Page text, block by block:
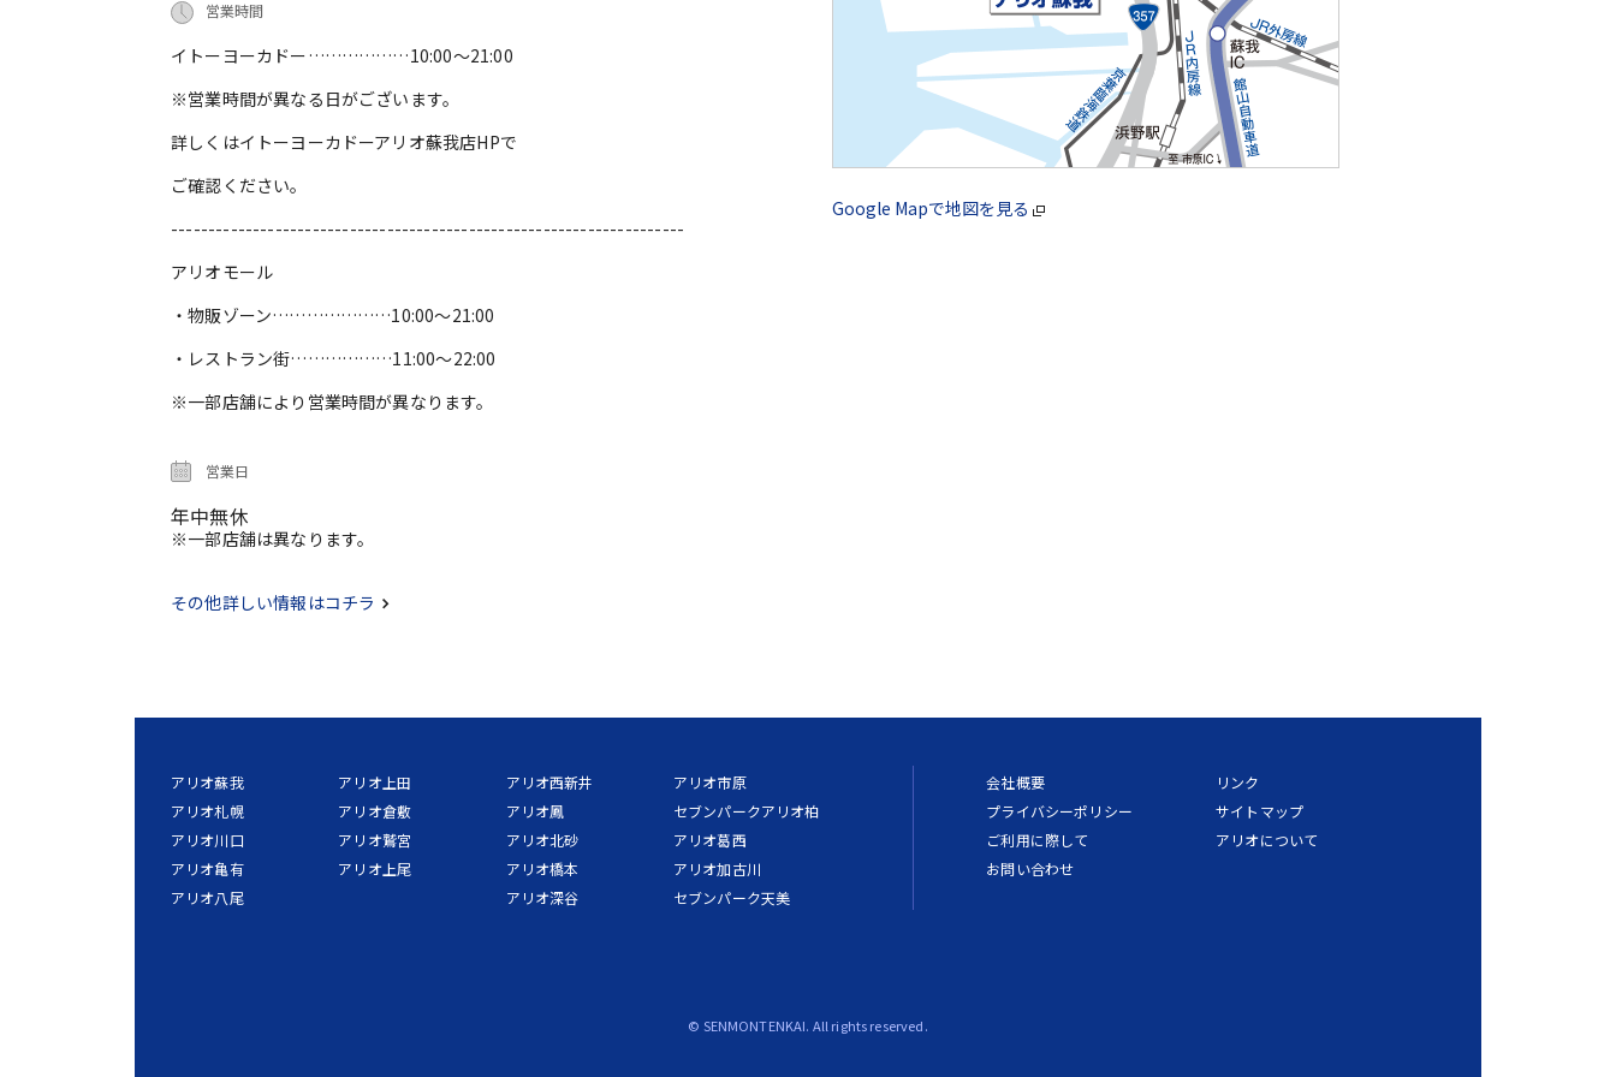
営業時間
イトーヨーカドー………………10:00～21:00
※営業時間が異なる日がございます。
詳しくはイトーヨーカドーアリオ蘇我店HPで
ご確認ください。
---------------------------------------------------------------------
アリオモール
・物販ゾーン…………………10:00～21:00
・レストラン街………………11:00～22:00
※一部店舗により営業時間が異なります。
営業日
年中無休
※一部店舗は異なります。
その他詳しい情報はコチラ
Google Mapで地図を見る
アリオ蘇我
アリオ札幌
アリオ川口
アリオ亀有
アリオ八尾
アリオ上田
アリオ倉敷
アリオ鷲宮
アリオ上尾
アリオ西新井
アリオ鳳
アリオ北砂
アリオ橋本
アリオ深谷
アリオ市原
セブンパークアリオ柏
アリオ葛西
アリオ加古川
セブンパーク天美
会社概要
プライバシーポリシー
ご利用に際して
お問い合わせ
リンク
サイトマップ
アリオについて
© SENMONTENKAI. All rights reserved.